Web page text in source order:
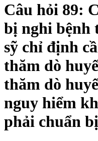
Câu hỏi 89:
bị nghi bệnh
sỹ chỉ định
thăm dò
thăm dò
nguy hiểm
phải chuẩn